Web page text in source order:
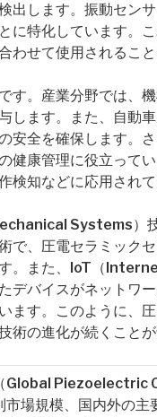
出します。振動セン
に特化しています。
せて使用されること
す。産業分野では、
します。また、自動
安全を確保します。
健康管理に役立って
検知などに応用されて
Systems）
で、圧電セラミック
。また、IoT（
デバイスがネットワ
ます。このように、
の進化が続くことが
Global Piezoelectric
場規模、国内外の主